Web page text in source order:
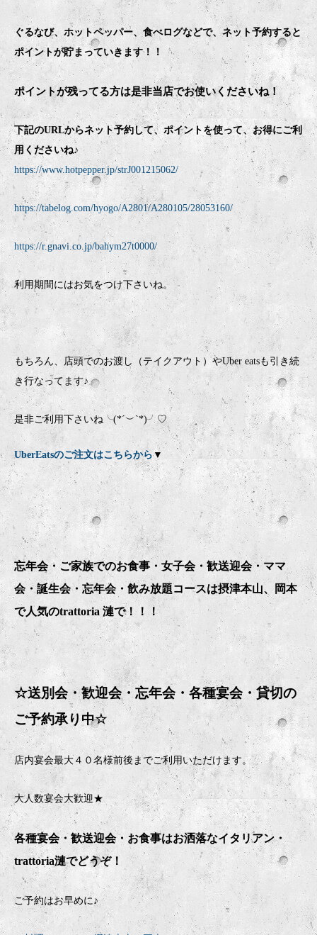
ぐるなび、ホットペッパー、食べログなどで、ネット予約すると
ポイントが貯まっていきます！！
ポイントが残ってる方は是非当店でお使いくださいね！
下記のURLからネット予約して、ポイントを使って、お得にご利
用くださいね♪
https://www.hotpepper.jp/strJ001215062/
https://tabelog.com/hyogo/A2801/A280105/28053160/
https://r.gnavi.co.jp/bahym27t0000/
利用期間にはお気をつけ下さいね。
もちろん、店頭でのお渡し（テイクアウト）やUber eatsも引き続
き行なってます♪
是非ご利用下さいね╰(*´︶`*)╯♡
UberEatsのご注文はこちらから▼
忘年会・ご家族でのお食事・女子会・歓送迎会・ママ
会・誕生会・忘年会・飲み放題コースは摂津本山、岡本
で人気のtrattoria 漣で！！！
☆送別会・歓迎会・忘年会・ 各種宴会・貸切の
ご予約承り中☆
店内宴会最大４０名様前後までご利用いただけます。
大人数宴会大歓迎★
各種宴会・歓送迎会・お食事はお洒落なイタリアン・
trattoria漣でどうぞ！
ご予約はお早めに♪